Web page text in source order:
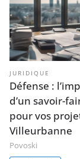
JURIDIQUE
Défense :
d’un savoir-
pour vos
Villeurbanne
Povoski